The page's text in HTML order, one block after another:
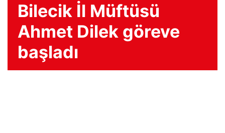
Bilecik İl Müftüsü
Ahmet Dilek göreve
başladı